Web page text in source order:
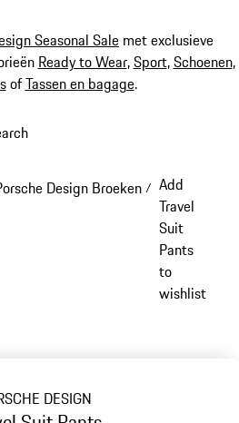
Seasonal Sale met exclusieve
Ready to Wear,Sport,Schoenen,
ofTassen en bagage.
breadcrumb items
Design Broeken / Add
Travel
Suit
Pants
to
wishlist
DESIGN